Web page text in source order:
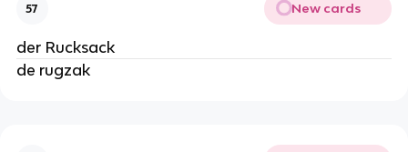
57 New cards
der Rucksack
de rugzak